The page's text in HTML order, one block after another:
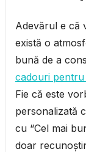
Adevărul e că
există o
bună de a
cadouri pentru
Fie că este
personalizată
cu “Cel mai
doar